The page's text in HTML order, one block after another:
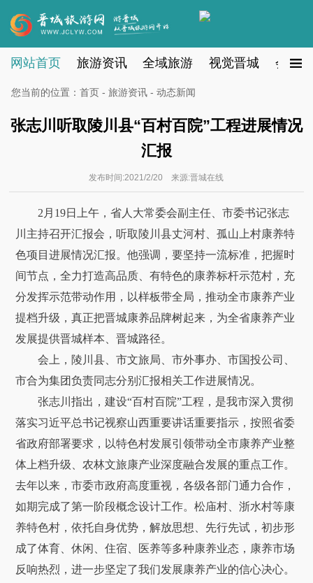
网站首页 旅游资讯 全域旅游 视觉晋城 会员
您当前的位置： 首页 - 旅游资讯 - 动态新闻
张志川听取陵川县“百村百院”工程进展情况
汇报
发布时间:2021/2/20 来源:晋城在线
2月19日上午，省人大常委会副主任、市委书记张志
川主持召开汇报会，听取陵川县丈河村、孤山上村康养特
色项目进展情况汇报。他强调，要坚持一流标准，把握时
间节点，全力打造高品质、有特色的康养标杆示范村，充
分发挥示范带动作用，以样板带全局，推动全市康养产业
提档升级，真正把晋城康养品牌树起来，为全省康养产业
发展提供晋城样本、晋城路径。
会上，陵川县、市文旅局、市外事办、市国投公司、
市合为集团负责同志分别汇报相关工作进展情况。
张志川指出，建设“百村百院”工程，是我市深入贯彻
落实习近平总书记视察山西重要讲话重要指示，按照省委
省政府部署要求，以特色村发展引领带动全市康养产业整
体上档升级、农林文旅康产业深度融合发展的重点工作。
去年以来，市委市政府高度重视，各级各部门通力合作，
如期完成了第一阶段概念设计工作。松庙村、浙水村等康
养特色村，依托自身优势，解放思想、先行先试，初步形
成了体育、休闲、住宿、医养等多种康养业态，康养市场
反响热烈，进一步坚定了我们发展康养产业的信心决心。